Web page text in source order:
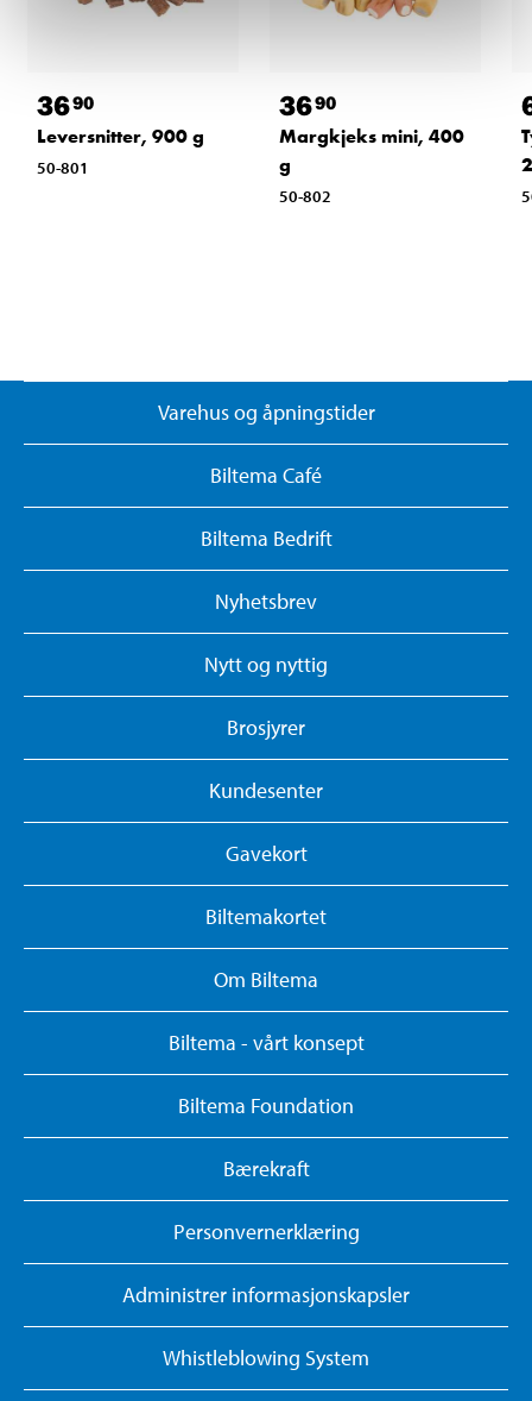
3690
Leversnitter, 900 g
50-801
3690
Margkjeks mini, 400
g
50-802
Varehus og åpningstider
Biltema Café
Biltema Bedrift
Nyhetsbrev
Nytt og nyttig
Brosjyrer
Kundesenter
Gavekort
Biltemakortet
Om Biltema
Biltema - vårt konsept
Biltema Foundation
Bærekraft
Personvernerklæring
Administrer informasjonskapsler
Whistleblowing System